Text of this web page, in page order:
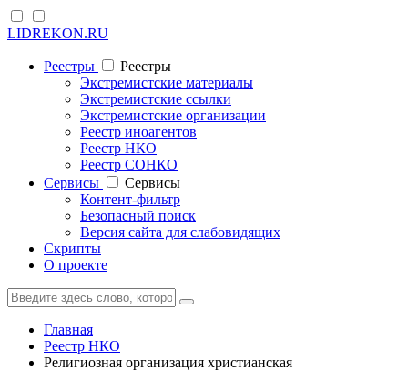
LIDREKON.RU
Реестры
Реестры
Экстремистские материалы
Экстремистские ссылки
Экстремистские организации
Реестр иноагентов
Реестр НКО
Реестр СОНКО
Cервисы
Cервисы
Контент-фильтр
Безопасный поиск
Версия сайта для слабовидящих
Скрипты
О проекте
Главная
Реестр НКО
Религиозная организация христианская